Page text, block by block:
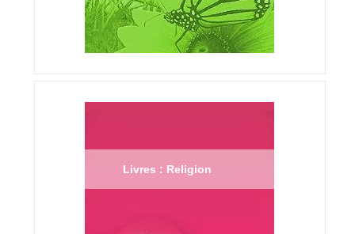
Livres : Religion